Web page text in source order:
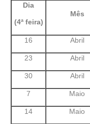
Dia
(4ª feira)
Mês
16 Abril
23 Abril
30 Abril
7 Maio
14 Maio